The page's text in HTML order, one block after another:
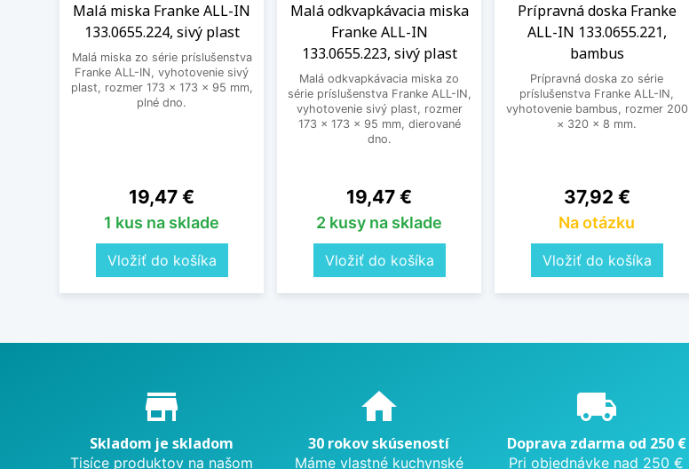
Malá miska Franke ALL-IN
133.0655.224, sivý plast
Malá miska zo série príslušenstva
Franke ALL-IN, vyhotovenie sivý
plast, rozmer 173 × 173 × 95 mm,
plné dno.
Cena
19,47 €
1 kus na sklade
Vložiť do košíka
Malá odkvapkávacia miska
Franke ALL-IN
133.0655.223, sivý plast
Malá odkvapkávacia miska zo
série príslušenstva Franke ALL-IN,
vyhotovenie sivý plast, rozmer
173 × 173 × 95 mm, dierované
dno.
Cena
19,47 €
2 kusy na sklade
Vložiť do košíka
Prípravná doska Franke
ALL-IN 133.0655.221,
bambus
Prípravná doska zo série
príslušenstva Franke ALL-IN,
vyhotovenie bambus, rozmer 200
× 320 × 8 mm.
Cena
37,92 €
Na otázku
Vložiť do košíka
Proč nakupovat u nás?
store_mall_directory
Skladom je skladom
Tisíce produktov na našom
home
30 rokov skúseností
Máme vlastné kuchynské
local_shipping
Doprava zdarma od 250 €
Pri objednávke nad 250 €